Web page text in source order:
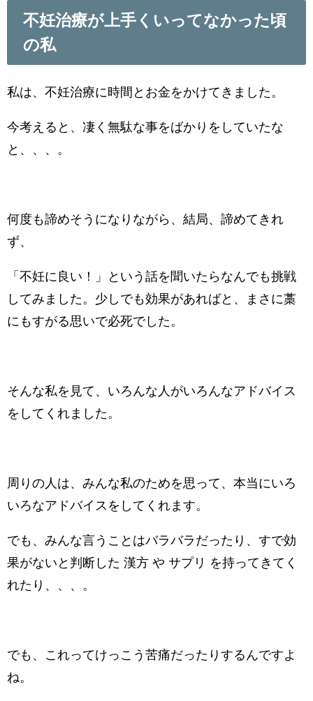
不妊治療が上手くいってなかった頃
の私
私は、不妊治療に時間とお金をかけてきました。
今考えると、凄く無駄な事をばかりをしていたな
と、、、。
何度も諦めそうになりながら、結局、諦めてきれ
ず、
「不妊に良い！」という話を聞いたらなんでも挑戦
してみました。少しでも効果があればと、まさに藁
にもすがる思いで必死でした。
そんな私を見て、いろんな人がいろんなアドバイス
をしてくれました。
周りの人は、みんな私のためを思って、本当にいろ
いろなアドバイスをしてくれます。
でも、みんな言うことはバラバラだったり、すで効
果がないと判断した 漢方 や サプリ を持ってきてく
れたり、、、。
でも、これってけっこう苦痛だったりするんですよ
ね。